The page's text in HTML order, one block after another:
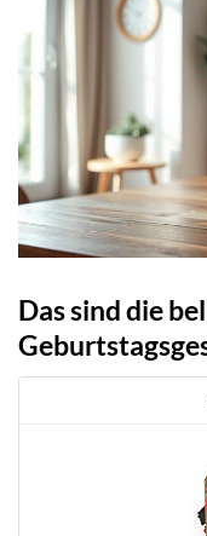
Das sind die